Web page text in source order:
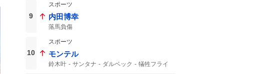
9
スポーツ
内田博幸
落馬負傷
10
スポーツ
モンテル
鈴木叶 サンタナ ダルベック
犠牲フライ